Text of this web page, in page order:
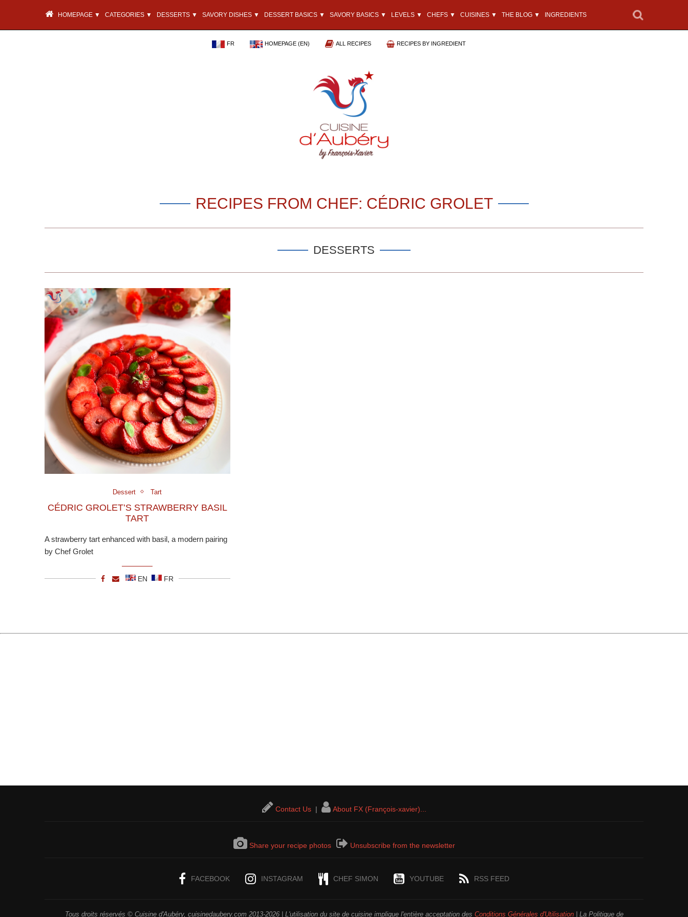
HOMEPAGE ▼ CATEGORIES ▼ DESSERTS ▼ SAVORY DISHES ▼ DESSERT BASICS ▼ SAVORY BASICS ▼ LEVELS ▼ CHEFS ▼ CUISINES ▼ THE BLOG ▼ INGREDIENTS
FR HOMEPAGE (EN) ALL RECIPES RECIPES BY INGREDIENT
RECIPES FROM CHEF: CÉDRIC GROLET
DESSERTS
Dessert Tart
CÉDRIC GROLET’S STRAWBERRY BASIL
TART
A strawberry tart enhanced with basil, a modern pairing
by Chef Grolet
EN FR
Contact Us| About FX (François-xavier)...
Share your recipe photos Unsubscribe from the newsletter
FACEBOOK INSTAGRAM CHEF SIMON YOUTUBE RSS FEED
Tous droits réservés © Cuisine d'Aubéry, cuisinedaubery.com 2013-2026 | L'utilisation du site de cuisine implique l'entière acceptation des Conditions Générales d'Utilisation| La Politique de